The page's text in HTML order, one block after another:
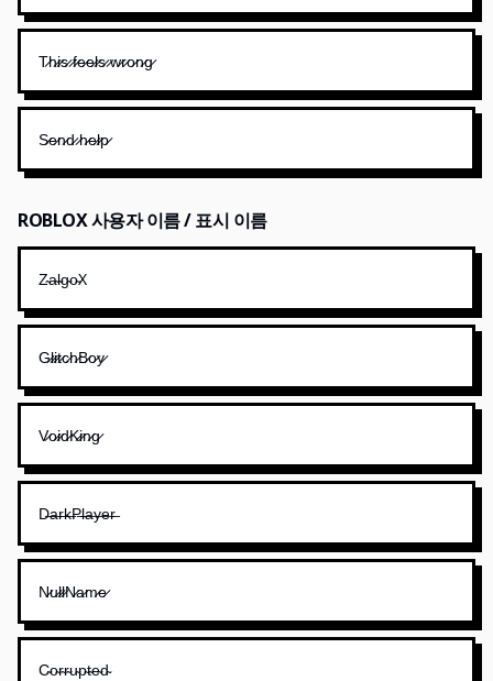
T̷h̷i̷s̷ ̷f̷e̷e̷l̷s̷ ̷w̷r̷o̷n̷g̷
S̷e̷n̷d̷ ̷h̷e̷l̷p̷
ROBLOX 사용자 이름 / 표시 이름
Z̴a̴l̴g̴o̴X
G̷l̷i̷t̷c̷h̷B̷o̷y̷
V̷o̷i̷d̷K̷i̷n̷g̷
D̶a̶r̶k̶P̶l̶a̶y̶e̶r̶
N̷u̷l̷l̷N̷a̷m̷e̷
C̴o̴r̴r̴u̴p̴t̴e̴d̴